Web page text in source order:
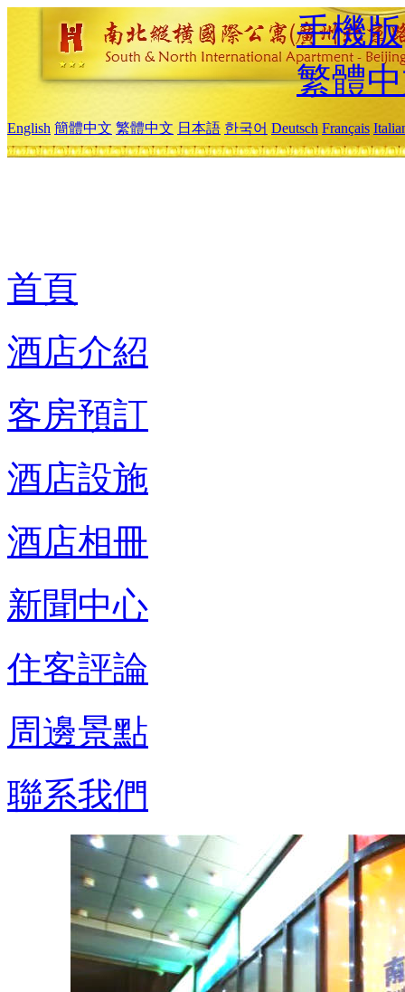
手機版
繁體
English 簡體中文 繁體中文 日本語 한국어 Deutsch Français
首頁
酒店介紹
客房預訂
酒店設施
酒店相冊
新聞中心
住客評論
周邊景點
聯系我們